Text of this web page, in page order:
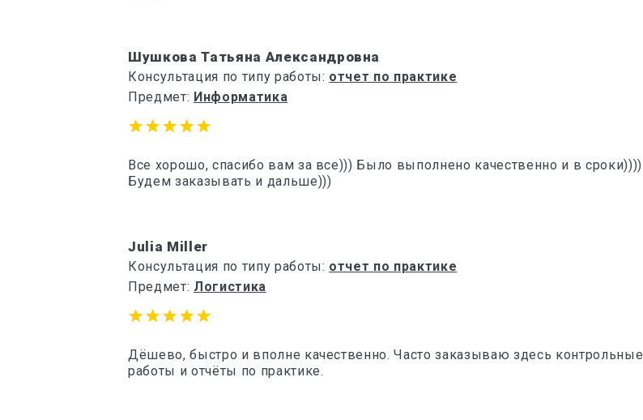
Шушкова Татьяна Александровна
Консультация по типу работы: отчет по практике
Предмет: Информатика
Все хорошо, спасибо вам за все))) Было выполнено качественно и в сроки))))
Будем заказывать и дальше)))
Julia Miller
Консультация по типу работы: отчет по практике
Предмет: Логистика
Дёшево, быстро и вполне качественно. Часто заказываю здесь контрольные
работы и отчёты по практике.